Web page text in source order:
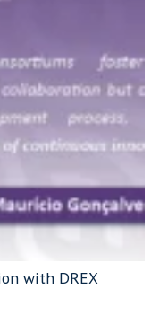
with DREX